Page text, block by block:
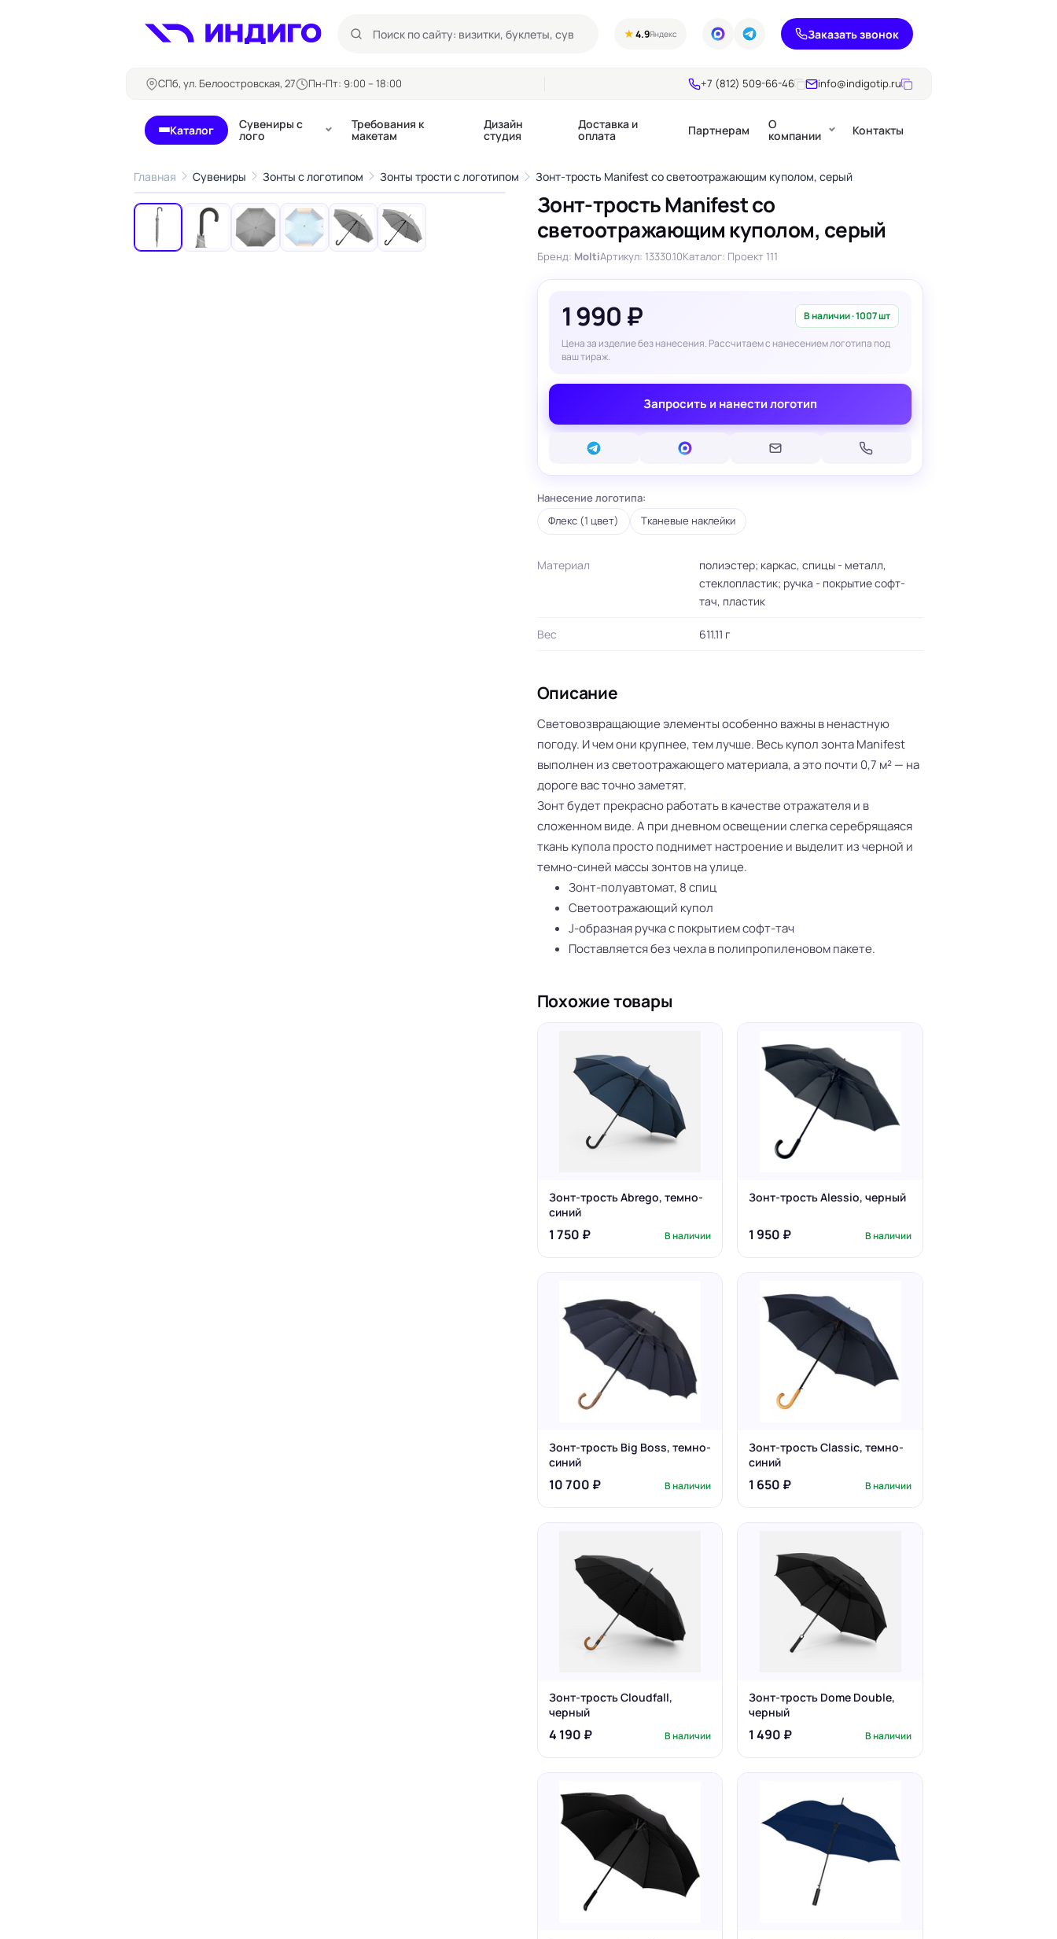
★4.9Яндекс Заказать звонок
СПб, ул. Белоостровская, 27 Пн-Пт: 9:00 – 18:00 +7 (812) 509-66-46 info@indigotip.ru
Каталог
Бланки и формуляры
Блокноты
Бейджи
Билеты, купоны
Буклеты
Календари настольные
Календари перекидные
Диспенсеры
Дорхенгеры / Крючки
Некхенгеры
Флажки бумажные
Шелфтокеры
Ярлыки и бирки
Брошюры
Каталоги
Презентации, годовые
Готовые бумажные пакеты
Картонные коробки
Печать на фотобумаге
Печать на самоклеящейся
пленке
Печать на холсте
Сувениры с
лого
Требования к
макетам
Дизайн
студия
Доставка и
оплата Партнерам О
компании Контакты
Главная Сувениры Зонты с логотипом Зонты трости с логотипом Зонт-трость Manifest со светоотражающим куполом, серый
‹ ›
1/6
Зонт-трость Manifest со
светоотражающим куполом, серый
Бренд: MoltiАртикул: 13330.10Каталог: Проект 111
1 990 ₽ В наличии · 1007 шт
Цена за изделие без нанесения. Рассчитаем с нанесением логотипа под
ваш тираж.
Запросить и нанести логотип
Нанесение логотипа:
Флекс (1 цвет) Тканевые наклейки
Материал
полиэстер; каркас, спицы - металл,
стеклопластик; ручка - покрытие софт-
тач, пластик
Вес 611.11 г
Описание
Световозвращающие элементы особенно важны в ненастную
погоду. И чем они крупнее, тем лучше. Весь купол зонта Manifest
выполнен из светоотражающего материала, а это почти 0,7 м² — на
дороге вас точно заметят.
Зонт будет прекрасно работать в качестве отражателя и в
сложенном виде. А при дневном освещении слегка серебрящаяся
ткань купола просто поднимет настроение и выделит из черной и
темно-синей массы зонтов на улице.
Зонт-полуавтомат, 8 спиц
Светоотражающий купол
J-образная ручка с покрытием софт-тач
Поставляется без чехла в полипропиленовом пакете.
Похожие товары
Зонт-трость Abrego, темно-
синий
1 750 ₽ В наличии
Зонт-трость Alessio, черный
1 950 ₽ В наличии
Зонт-трость Big Boss, темно-
синий
10 700 ₽ В наличии
Зонт-трость Classic, темно-
синий
1 650 ₽ В наличии
Зонт-трость Cloudfall,
черный
4 190 ₽ В наличии
Зонт-трость Dome Double,
черный
1 490 ₽ В наличии